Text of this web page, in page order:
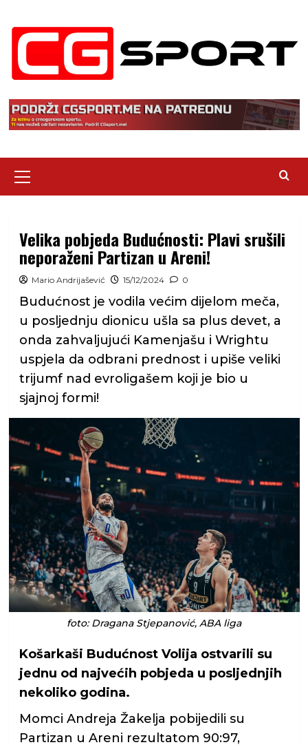
content
Menu
Velika pobjeda Budućnosti: Plavi srušili
neporaženi Partizan u Areni!
Mario Andrijašević 15/12/2024 0
Budućnost je vodila većim dijelom meča,
u posljednju dionicu ušla sa plus devet, a
onda zahvaljujući Kamenjašu i Wrightu
uspjela da odbrani prednost i upiše veliki
trijumf nad evroligašem koji je bio u
sjajnoj formi!
foto: Dragana Stjepanović, ABA liga
Košarkaši Budućnost Volija ostvarili su
jednu od najvećih pobjeda u posljednjih
nekoliko godina.
Momci Andreja Žakelja pobijedili su
Partizan u Areni rezultatom 90:97,